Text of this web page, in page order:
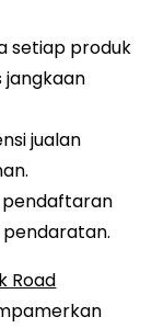
setiap produk
jangkaan
jualan
pendaftaran
Road